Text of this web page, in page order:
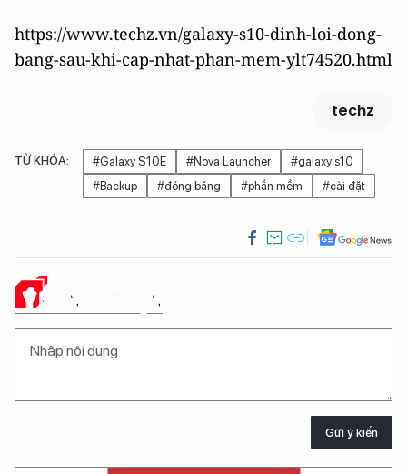
https://www.techz.vn/galaxy-s10-dinh-loi-dong-
bang-sau-khi-cap-nhat-phan-mem-ylt74520.html
techz
TỪ KHÓA: #Galaxy S10E #Nova Launcher
#galaxy s10
#Backup
#đóng băng #phần mềm #cài đặt
Ý KIẾN CỦA BẠN
Gửi ý kiến